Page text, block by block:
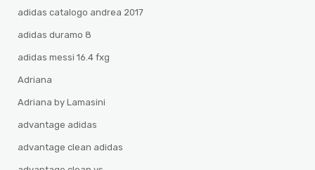
adidas catalogo andrea 2017
adidas duramo 8
adidas messi 16.4 fxg
Adriana
Adriana by Lamasini
advantage adidas
advantage clean adidas